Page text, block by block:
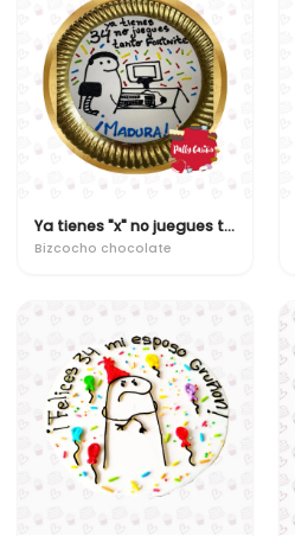
Ya tienes "x" no juegues tanto fornite
Bizcocho chocolate